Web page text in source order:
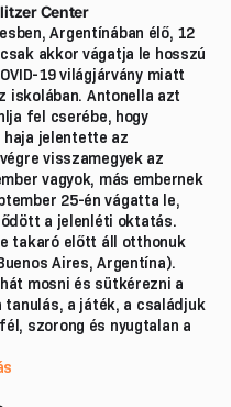
Center
Argentínában élő, 12
akkor vágatja le hosszú
19 világjárvány miatt
Antonella azt
fel cserébe, hogy
jelentette az
visszamegyek az
vagyok, más embernek
25-én vágatta le,
a jelenléti oktatás.
takaró előtt áll otthonuk
Aires, Argentína).
mosni és sütkérezni a
tanulás, a játék, a családjuk
szorong és nyugtalan a